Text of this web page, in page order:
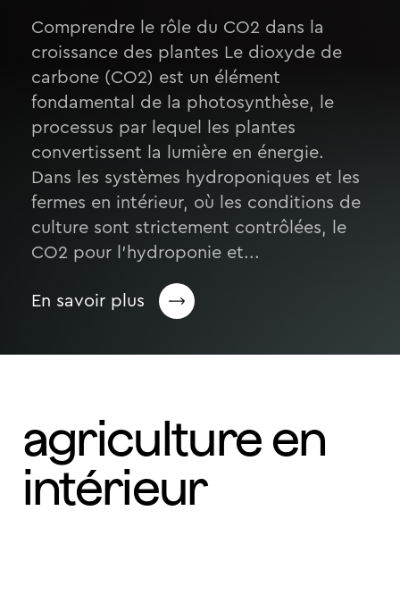
Comprendre le rôle du CO2 dans la
croissance des plantes Le dioxyde de
carbone (CO2) est un élément
fondamental de la photosynthèse, le
processus par lequel les plantes
convertissent la lumière en énergie.
Dans les systèmes hydroponiques et les
fermes en intérieur, où les conditions de
culture sont strictement contrôlées, le
CO2 pour l’hydroponie et...
En savoir plus
agriculture en
intérieur